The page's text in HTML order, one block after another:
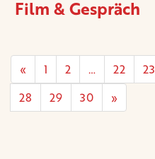
Film & Gespräch
« 1 2 … 22 23
28
29 30 »